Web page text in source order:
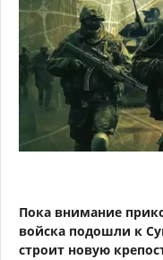
Пока внимание
войска подошли к
строит новую